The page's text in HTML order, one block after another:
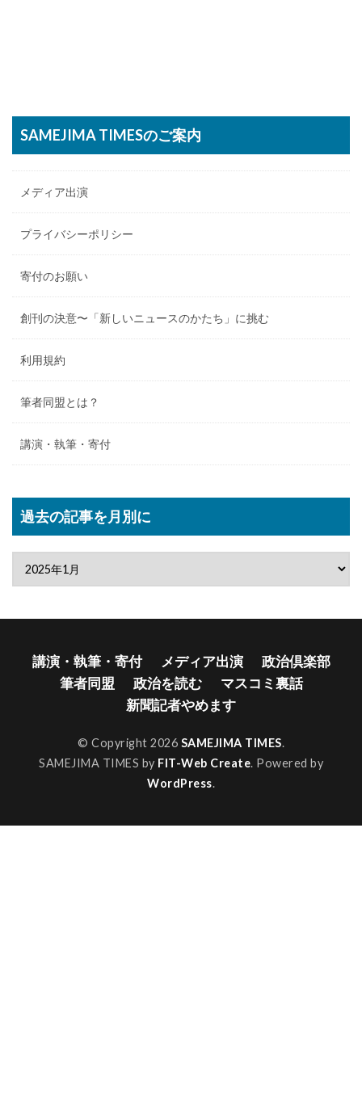
SAMEJIMA TIMESのご案内
メディア出演
プライバシーポリシー
寄付のお願い
創刊の決意〜「新しいニュースのかたち」に挑む
利用規約
筆者同盟とは？
講演・執筆・寄付
過去の記事を月別に
講演・執筆・寄付 メディア出演
政治倶楽部
筆者同盟
政治を読む
マスコミ裏話
新聞記者やめます
© Copyright 2026 SAMEJIMA TIMES.
SAMEJIMA TIMES by FIT-Web Create. Powered by
WordPress.